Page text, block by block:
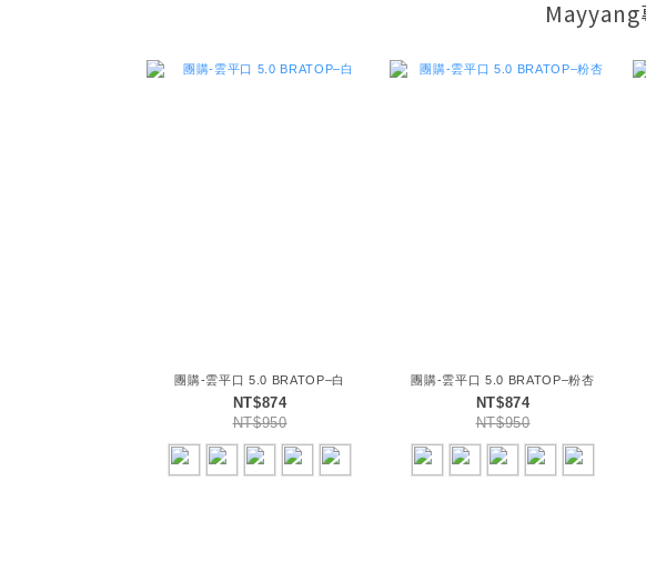
Mayyang
團購-雲平口 5.0 BRATOP–白
NT$874
NT$950
團購-雲平口 5.0 BRATOP–粉杏
NT$874
NT$950